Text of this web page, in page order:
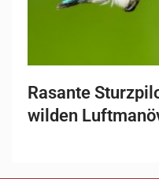
Rasante
wilden